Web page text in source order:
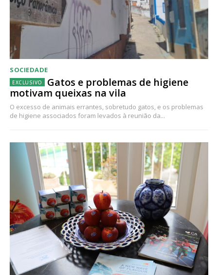
SOCIEDADE
Gatos e problemas de higiene
motivam queixas na vila
O excesso de animais errantes, sobretudo gatos, e os problemas
de higiene associados foram levados à reunião da...